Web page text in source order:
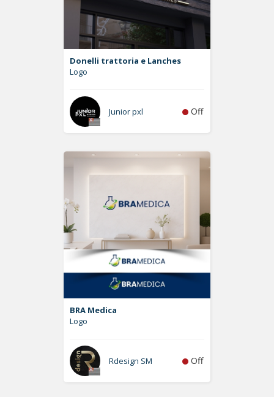
Donelli trattoria e Lanches
Logo
Junior pxl Off
BRA Medica
Logo
Rdesign SM Off